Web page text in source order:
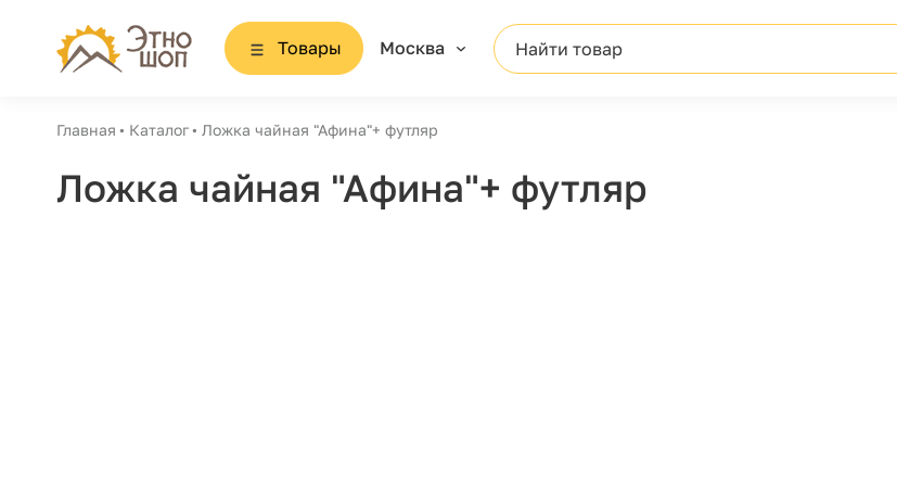
Товары Москва Найти товар
Главная Каталог Ложка чайная "Афина"+ футляр
Ложка чайная "Афина"+ футляр